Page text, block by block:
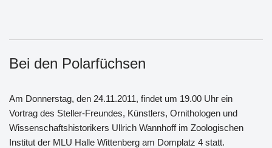
Bei den Polarfüchsen
Am Donnerstag, den 24.11.2011, findet um 19.00 Uhr ein
Vortrag des Steller-Freundes, Künstlers, Ornithologen und
Wissenschaftshistorikers Ullrich Wannhoff im Zoologischen
Institut der MLU Halle Wittenberg am Domplatz 4 statt.